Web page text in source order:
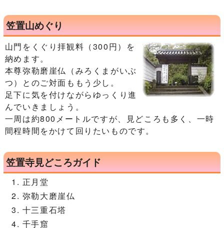
笠置山めぐり
山門をくぐり拝観料（300円）を
納めます。
本尊弥勒磨崖仏（みろくまがいぶ
つ）とのご対面ももう少し。
足下に気を付けながらゆっくり進
んでいきましょう。
一周は約800メートルですが、見どころも多く、一時
間程時間をかけて回りたいものです。
笠置寺見どころガイド
正月堂
弥勒大磨崖仏
十三重石塔
千手窟